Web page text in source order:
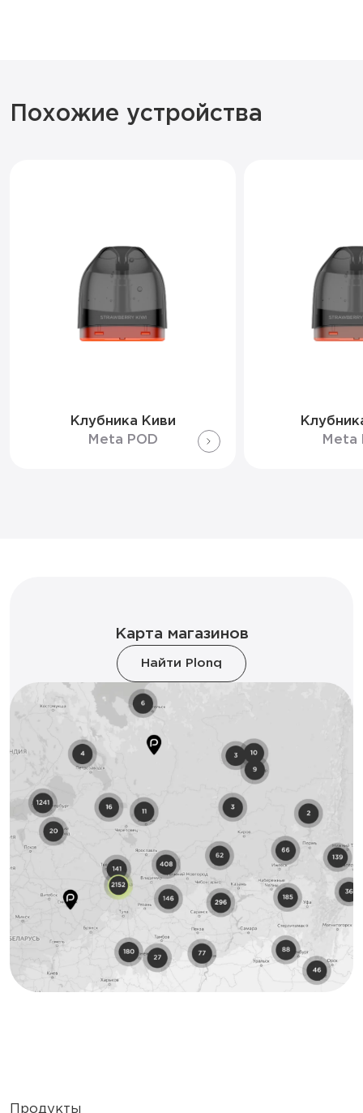
Похожие устройства
Клубника Киви
Meta POD
Meta
Карта магазинов
Найти Plonq
Продукты